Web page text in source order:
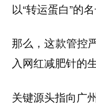
以“转运蛋白”的名
那么，这款管控
入网红减肥针的
关键源头指向广州